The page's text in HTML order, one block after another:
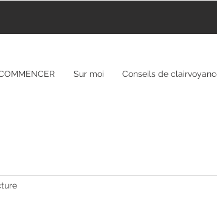
Sur moi Conseils de